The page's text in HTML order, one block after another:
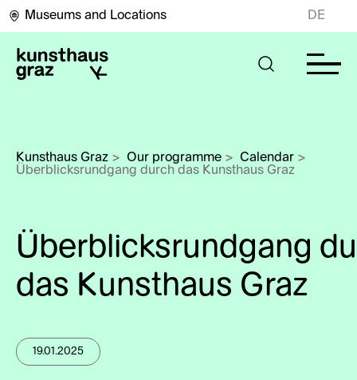
Museums and Locations DE
Kunsthaus Graz > Our programme > Calendar >
Überblicksrundgang durch das Kunsthaus Graz
Überblicksrundgang
das Kunsthaus Graz
19.01.2025